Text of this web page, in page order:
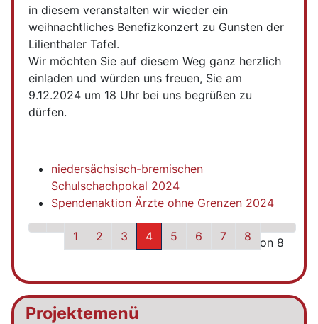
in diesem veranstalten wir wieder ein
weihnachtliches Benefizkonzert zu Gunsten der
Lilienthaler Tafel.
Wir möchten Sie auf diesem Weg ganz herzlich
einladen und würden uns freuen, Sie am
9.12.2024 um 18 Uhr bei uns begrüßen zu
dürfen.
niedersächsisch-bremischen
Schulschachpokal 2024
Spendenaktion Ärzte ohne Grenzen 2024
Seite 4 von 8
1 2 3 4 5 6 7 8
Projektemenü